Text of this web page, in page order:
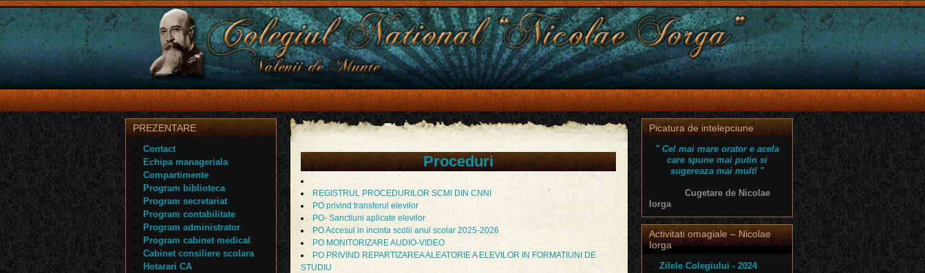
Proceduri
REGISTRUL PROCEDURILOR SCMI DIN CNNI
PO privind transferul elevilor
PO- Sanctiuni aplicate elevilor
PO Accesul in incinta scolii anul scolar 2025-2026
PO MONITORIZARE AUDIO-VIDEO
PO PRIVIND REPARTIZAREA ALEATORIE A ELEVILOR IN FORMATIUNI DE
STUDIU
PREZENTARE
Contact
Echipa manageriala
Compartimente
Program biblioteca
Program secretariat
Program contabilitate
Program administrator
Program cabinet medical
Cabinet consiliere scolara
Hotarari CA
Picatura de intelepciune
" Cel mai mare orator e acela
care spune mai putin si
sugereaza mai mult! "
Cugetare de Nicolae
Iorga
Activitati omagiale – Nicolae
Iorga
Zilele Colegiului - 2024